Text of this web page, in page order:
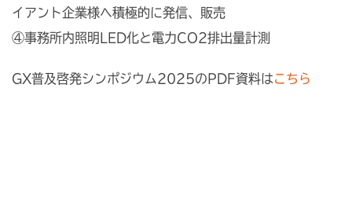
イアント企業様へ積極的に発信、販売
④事務所内照明LED化と電力CO2排出量計測
GX普及啓発シンポジウム2025のPDF資料はこちら